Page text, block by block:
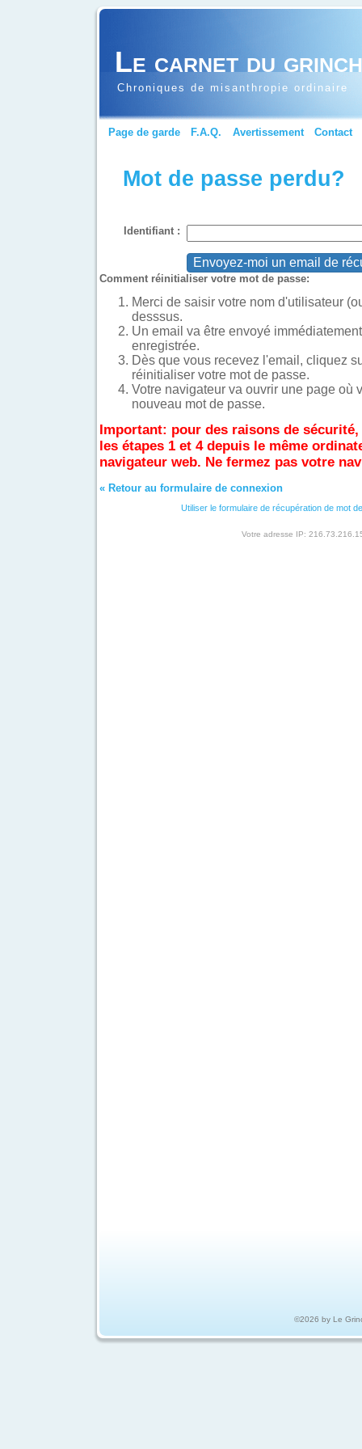
Le carnet du
Chroniques de misanthropie ordinaire
Page de garde F.A.Q. Avertissement Contact
Mot de passe perdu?
Identifiant :
Comment réinitialiser votre mot de passe:
Merci de saisir votre nom d'utilisateur
desssus.
Un email va être envoyé
enregistrée.
Dès que vous recevez l'email, cliquez
réinitialiser votre mot de passe.
Votre navigateur va ouvrir une page où
nouveau mot de passe.
Important: pour des raisons de
les étapes 1 et 4 depuis le même
navigateur web. Ne fermez pas votre
« Retour au formulaire de connexion
Utiliser le formulaire de récupération de mot
Votre adresse IP:
©2026 by Le